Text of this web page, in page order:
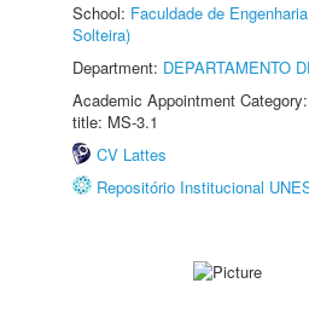
School: Faculdade de
Solteira)
Department: DEPARTAMENTO
Academic Appointment
title: MS-3.1
CV Lattes
Repositório Institucional